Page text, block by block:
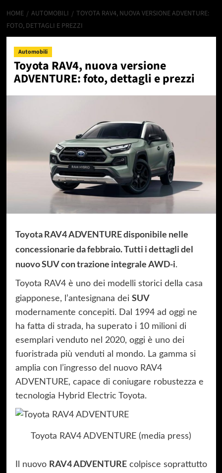
HOME AUTOMOBILI
TOYOTA RAV4, NUOVA VERSIONE ADVENTURE:
FOTO, DETTAGLI E PREZZI
Automobili
Toyota RAV4, nuova versione
ADVENTURE: foto, dettagli e prezzi
Toyota RAV4 ADVENTURE disponibile nelle
concessionarie da febbraio. Tutti i dettagli del
nuovo SUV con trazione integrale AWD-i.
Toyota RAV4 è uno dei modelli storici della casa
giapponese, l’antesignana dei SUV
modernamente concepiti. Dal 1994 ad oggi ne
ha fatta di strada, ha superato i 10 milioni di
esemplari venduto nel 2020, oggi è uno dei
fuoristrada più venduti al mondo. La gamma si
amplia con l’ingresso del nuovo RAV4
ADVENTURE, capace di coniugare robustezza e
tecnologia Hybrid Electric Toyota.
Toyota RAV4 ADVENTURE (media press)
Il nuovo RAV4 ADVENTUREcolpisce soprattutto